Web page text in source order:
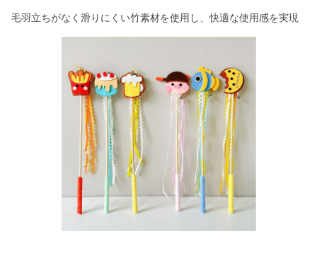
毛羽立ちがなく滑りにくい竹素材を使用し、快適な使用感を実現